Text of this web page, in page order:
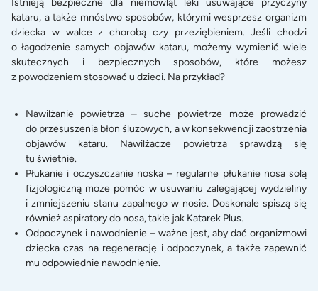
Istnieją bezpieczne dla niemowląt leki usuwające przyczyny
kataru, a także mnóstwo sposobów, którymi wesprzesz organizm
dziecka w walce z chorobą czy przeziębieniem. Jeśli chodzi
o łagodzenie samych objawów kataru, możemy wymienić wiele
skutecznych i bezpiecznych sposobów, które możesz
z powodzeniem stosować u dzieci. Na przykład?
Nawilżanie powietrza – suche powietrze może prowadzić
do przesuszenia błon śluzowych, a w konsekwencji zaostrzenia
objawów kataru. Nawilżacze powietrza sprawdzą się
tu świetnie.
Płukanie i oczyszczanie noska – regularne płukanie nosa solą
fizjologiczną może pomóc w usuwaniu zalegającej wydzieliny
i zmniejszeniu stanu zapalnego w nosie. Doskonale spiszą się
również aspiratory do nosa, takie jak Katarek Plus.
Odpoczynek i nawodnienie – ważne jest, aby dać organizmowi
dziecka czas na regenerację i odpoczynek, a także zapewnić
mu odpowiednie nawodnienie.